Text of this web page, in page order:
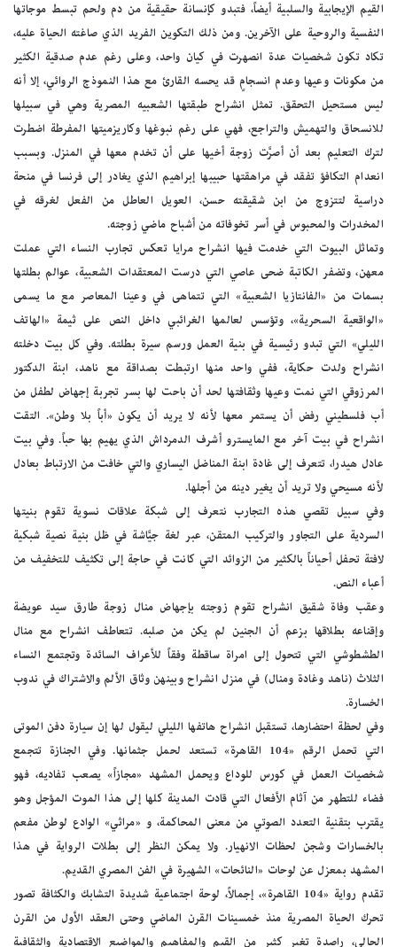
القيم الإيجابية والسلبية أيضاً، فتبدو كإنسانة حقيقية من دم ولحم تبسط موجاتها
النفسية والروحية على الآخرين. ومن ذلك التكوين الفريد الذي صاغته الحياة عليه،
تكاد تكون شخصيات عدة انصهرت في كيان واحد، وعلى رغم عدم صدقية الكثير
من مكونات وعيها وعدم انسجامٍ قد يحسه القارئ مع هذا النموذج الروائي، إلا أنه
ليس مستحيل التحقق. تمثل انشراح طبقتها الشعبيه المصرية وهي في سبيلها
للانسحاق والتهميش والتراجع، فهي على رغم نبوغها وكاريزميتها المفرطة اضطرت
لترك التعليم بعد أن أصرَّت زوجة أخيها على أن تخدم معها في المنزل. وبسبب
انعدام التكافؤ تفقد في مراهقتها حبيبها إبراهيم الذي يغادر إلى فرنسا في منحة
دراسية لتتزوج من ابن شقيقته حسن، العويل العاطل من الفعل لغرقه في
المخدرات والمحبوس في أسر تخوفاته من أشباح ماضي زوجته.
وتماثل البيوت التي خدمت فيها انشراح مرايا تعكس تجارب النساء التي عملت
معهن، وتضفر الكاتبة ضحى عاصي التي درست المعتقدات الشعبية، عوالم بطلتها
بسمات من «الفانتازيا الشعبية» التي تتماهى في وعينا المعاصر مع ما يسمى
«الواقعية السحرية»، وتؤسس لعالمها الغرائبي داخل النص على ثيمة «الهاتف
الليلي» التي تبدو رئيسية في بنية العمل ورسم سيرة بطلته. وفي كل بيت دخلته
انشراح ولدت حكاية، ففي واحد منها ارتبطت بصداقة مع ناهد، ابنة الدكتور
المرزوقي التي نمت وعيها وثقافتها لحد أن باحت لها بسر تجربة إجهاض لطفل من
أب فلسطيني رفض أن يستمر معها لأنه لا يريد أن يكون «أباً بلا وطن». التقت
انشراح في بيت آخر مع المايسترو أشرف الدمرداش الذي يهيم بها حباً. وفي بيت
عادل هيدرا، تتعرف إلى غادة ابنة المناضل اليساري والتي خافت من الارتباط بعادل
لأنه مسيحي ولا تريد أن يغير دينه من أجلها.
وفي سبيل تقصي هذه التجارب نتعرف إلى شبكة علاقات نسوية تقوم بنيتها
السردية على التجاور والتركيب المتقن، عبر لغة جيَّاشة في ظل بنية نصية شبكية
لافتة تحفل أحياناً بالكثير من الزوائد التي كانت في حاجة إلى تكثيف للتخفيف من
أعباء النص.
وعقب وفاة شقيق انشراح تقوم زوجته بإجهاض منال زوجة طارق سيد عويضة
وإقناعه بطلاقها بزعم أن الجنين لم يكن من صلبه. تتعاطف انشراح مع منال
الطشطوشي التي تتحول إلى امراة ساقطة وفقاً للأعراف السائدة وتجتمع النساء
الثلاث (ناهد وغادة ومنال) في منزل انشراح وبينهن وثاق الألم والاشتراك في ندوب
الخسارة.
وفي لحظة احتضارها، تستقبل انشراح هاتفها الليلي ليقول لها إن سيارة دفن الموتى
التي تحمل الرقم «104 القاهرة» تستعد لحمل جثمانها. وفي الجنازة تتجمع
شخصيات العمل في كورس للوداع ويحمل المشهد «مجازاً» يصعب تفاديه، فهو
فضاء للتطهر من آثام الأفعال التي قادت المدينة كلها إلى هذا الموت المؤجل وهو
يقترب بتقنية التعدد الصوتي من معنى المحاكمة، و «مراثي» الوادع لوطن مفعم
بالخسارات وشجن لحظات الانهيار. ولا يمكن النظر إلى بطلات الرواية في هذا
المشهد بمعزل عن لوحات «النائحات» الشهيرة في الفن المصري القديم.
تقدم رواية «104 القاهرة»، إجمالاً، لوحة اجتماعية شديدة التشابك والكثافة تصور
تحرك الحياة المصرية منذ خمسينات القرن الماضي وحتى العقد الأول من القرن
الحالي، راصدة تغير كثير من القيم والمفاهيم والمواضيع الاقتصادية والثقافية